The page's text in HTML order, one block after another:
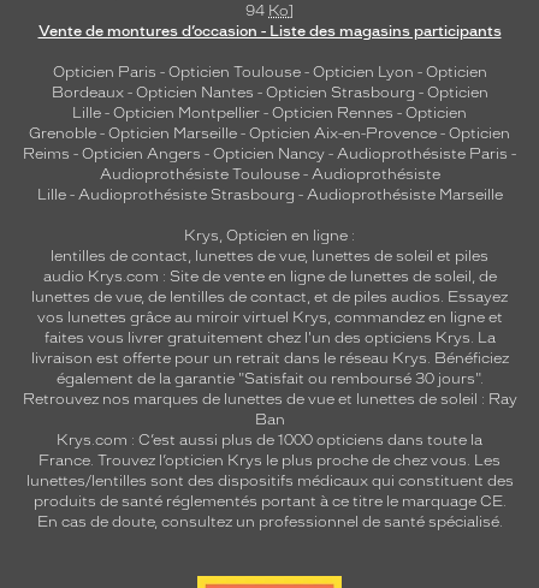
94 Ko]
Vente de montures d’occasion - Liste des magasins participants
Opticien Paris - Opticien Toulouse- Opticien Lyon - Opticien
Bordeaux- Opticien Nantes - Opticien Strasbourg - Opticien
Lille - Opticien Montpellier - Opticien Rennes - Opticien
Grenoble - Opticien Marseille - Opticien Aix-en-Provence - Opticien
Reims - Opticien Angers - Opticien Nancy - Audioprothésiste Paris -
Audioprothésiste Toulouse- Audioprothésiste
Lille- Audioprothésiste Strasbourg - Audioprothésiste Marseille
Krys, Opticien en ligne :
lentilles de contact lunettes de vue, lunettes de soleil et piles
audio Krys.com : Site de vente en ligne de lunettes de soleil, de
lunettes de vue, de lentilles de contact , et de piles audios. Essayez
vos lunettes grâce au miroir virtuel Krys, commandez en ligne et
faites vous livrer gratuitement chez l'un des opticiens Krys. La
livraison est offerte pour un retrait dans le réseau Krys. Bénéficiez
également de la garantie "Satisfait ou remboursé 30 jours".
Retrouvez nos marques de lunettes de vue et lunettes de soleil : Ray
Ban
Krys.com : C’est aussi plus de 1000 opticiens dans toute la
France. Trouvez l’opticien Krys le plus proche de chez vous . Les
lunettes/lentilles sont des dispositifs médicaux qui constituent des
produits de santé réglementés portant à ce titre le marquage CE.
En cas de doute, consultez un professionnel de santé spécialisé.